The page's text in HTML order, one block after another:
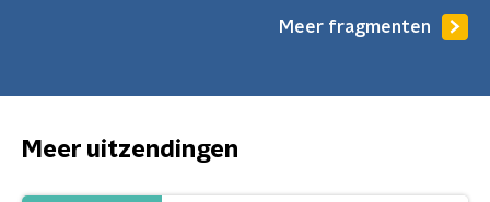
Meer fragmenten
Meer uitzendingen